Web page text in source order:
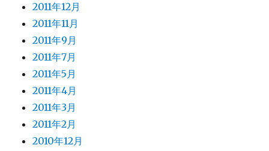
2011年12月
2011年11月
2011年9月
2011年7月
2011年5月
2011年4月
2011年3月
2011年2月
2010年12月